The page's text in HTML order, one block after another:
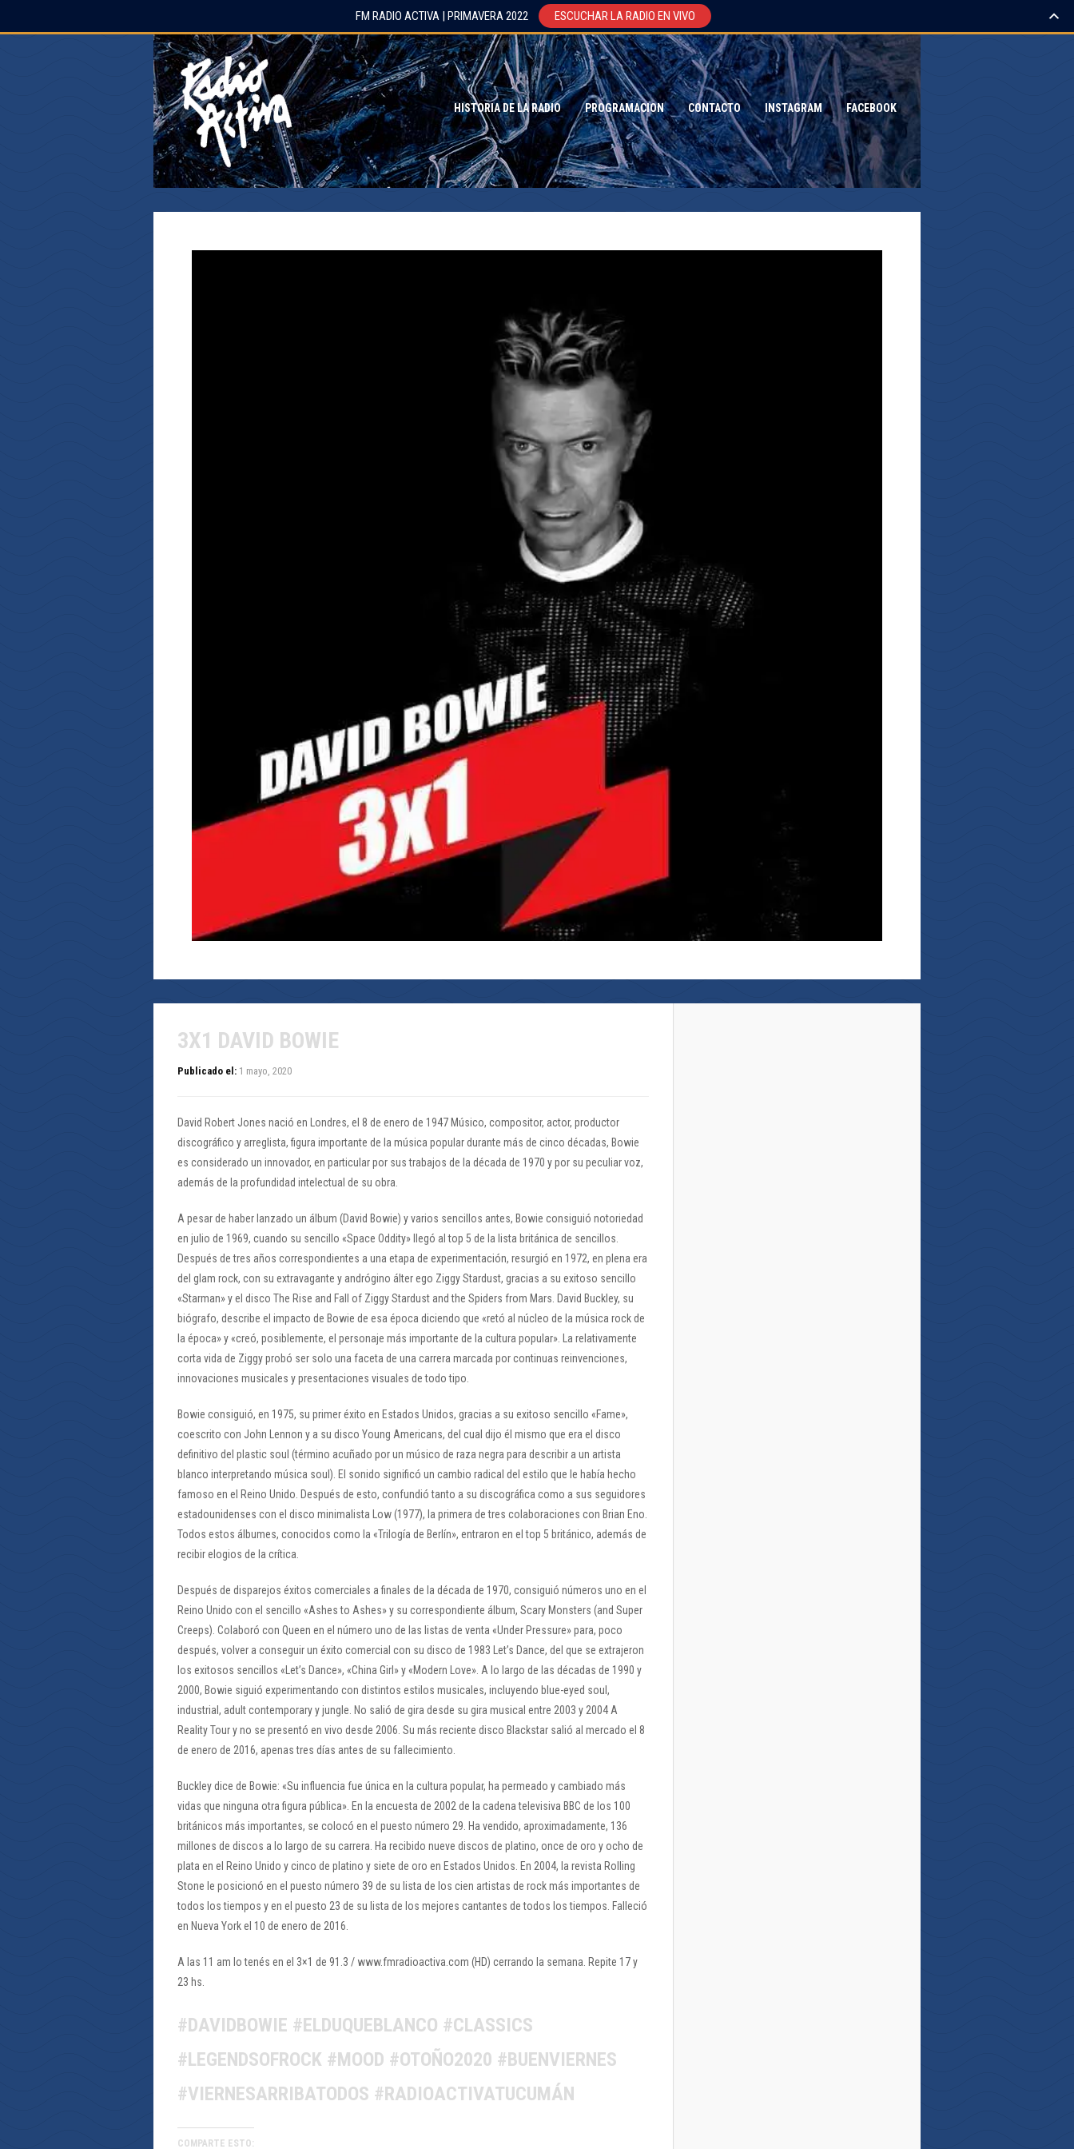
HISTORIA DE LA RADIO PROGRAMACION CONTACTO INSTAGRAM FACEBOOK
3X1 DAVID BOWIE
Publicado el: 1 mayo, 2020
David Robert Jones nació en Londres, el 8 de enero de 1947 Músico, compositor, actor, productor
discográfico y arreglista, figura importante de la música popular durante más de cinco décadas, Bowie
es considerado un innovador, en particular por sus trabajos de la década de 1970 y por su peculiar voz,
además de la profundidad intelectual de su obra.
A pesar de haber lanzado un álbum (David Bowie) y varios sencillos antes, Bowie consiguió notoriedad
en julio de 1969, cuando su sencillo «Space Oddity» llegó al top 5 de la lista británica de sencillos.
Después de tres años correspondientes a una etapa de experimentación, resurgió en 1972, en plena era
del glam rock, con su extravagante y andrógino álter ego Ziggy Stardust, gracias a su exitoso sencillo
«Starman» y el disco The Rise and Fall of Ziggy Stardust and the Spiders from Mars. David Buckley, su
biógrafo, describe el impacto de Bowie de esa época diciendo que «retó al núcleo de la música rock de
la época» y «creó, posiblemente, el personaje más importante de la cultura popular». La relativamente
corta vida de Ziggy probó ser solo una faceta de una carrera marcada por continuas reinvenciones,
innovaciones musicales y presentaciones visuales de todo tipo.
Bowie consiguió, en 1975, su primer éxito en Estados Unidos, gracias a su exitoso sencillo «Fame»,
coescrito con John Lennon y a su disco Young Americans, del cual dijo él mismo que era el disco
definitivo del plastic soul (término acuñado por un músico de raza negra para describir a un artista
blanco interpretando música soul). El sonido significó un cambio radical del estilo que le había hecho
famoso en el Reino Unido. Después de esto, confundió tanto a su discográfica como a sus seguidores
estadounidenses con el disco minimalista Low (1977), la primera de tres colaboraciones con Brian Eno.
Todos estos álbumes, conocidos como la «Trilogía de Berlín», entraron en el top 5 británico, además de
recibir elogios de la crítica.
Después de disparejos éxitos comerciales a finales de la década de 1970, consiguió números uno en el
Reino Unido con el sencillo «Ashes to Ashes» y su correspondiente álbum, Scary Monsters (and Super
Creeps). Colaboró con Queen en el número uno de las listas de venta «Under Pressure» para, poco
después, volver a conseguir un éxito comercial con su disco de 1983 Let’s Dance, del que se extrajeron
los exitosos sencillos «Let’s Dance», «China Girl» y «Modern Love». A lo largo de las décadas de 1990 y
2000, Bowie siguió experimentando con distintos estilos musicales, incluyendo blue-eyed soul,
industrial, adult contemporary y jungle. No salió de gira desde su gira musical entre 2003 y 2004 A
Reality Tour y no se presentó en vivo desde 2006. Su más reciente disco Blackstar salió al mercado el 8
de enero de 2016, apenas tres días antes de su fallecimiento.
Buckley dice de Bowie: «Su influencia fue única en la cultura popular, ha permeado y cambiado más
vidas que ninguna otra figura pública». En la encuesta de 2002 de la cadena televisiva BBC de los 100
británicos más importantes, se colocó en el puesto número 29. Ha vendido, aproximadamente, 136
millones de discos a lo largo de su carrera. Ha recibido nueve discos de platino, once de oro y ocho de
plata en el Reino Unido y cinco de platino y siete de oro en Estados Unidos. En 2004, la revista Rolling
Stone le posicionó en el puesto número 39 de su lista de los cien artistas de rock más importantes de
todos los tiempos y en el puesto 23 de su lista de los mejores cantantes de todos los tiempos. Falleció
en Nueva York el 10 de enero de 2016.
A las 11 am lo tenés en el 3×1 de 91.3 / www.fmradioactiva.com (HD) cerrando la semana. Repite 17 y
23 hs.
#DAVIDBOWIE #ELDUQUEBLANCO #CLASSICS
#LEGENDSOFROCK #MOOD #OTOÑO2020 #BUENVIERNES
#VIERNESARRIBATODOS #RADIOACTIVATUCUMÁN
COMPARTE ESTO:
FM RADIO ACTIVA | PRIMAVERA 2022 ESCUCHAR LA RADIO EN VIVO